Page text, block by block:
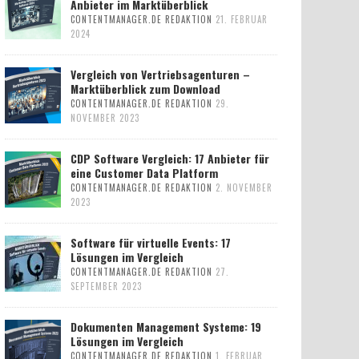
Anbieter im Marktüberblick
CONTENTMANAGER.DE REDAKTION 21. FEBRUAR
2024
Vergleich von Vertriebsagenturen –
Marktüberblick zum Download
CONTENTMANAGER.DE REDAKTION 29.
NOVEMBER 2023
CDP Software Vergleich: 17 Anbieter für
eine Customer Data Platform
CONTENTMANAGER.DE REDAKTION 2. NOVEMBER
2023
Software für virtuelle Events: 17
Lösungen im Vergleich
CONTENTMANAGER.DE REDAKTION 27.
SEPTEMBER 2023
Dokumenten Management Systeme: 19
Lösungen im Vergleich
CONTENTMANAGER.DE REDAKTION 1. FEBRUAR